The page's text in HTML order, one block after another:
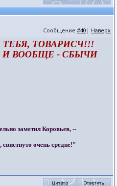
Сообщение#40 | Наверх
ТОВАРИСЧ!!!
И ВООБЩЕ - СБЫЧИ
заметил Коровьев, --
свистнуто очень средне!"